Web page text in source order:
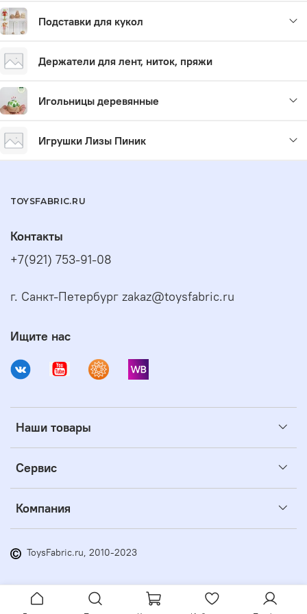
Подставки для кукол
Держатели для лент, ниток, пряжи
Игольницы деревянные
Игрушки Лизы Пиник
TOYSFABRIC.RU
Наши товары
Сервис
Компания
Контакты
+7(921) 753-91-08
г. Санкт-Петербург zakaz@toysfabric.ru
Ищите нас
ToysFabric.ru, 2010-2023